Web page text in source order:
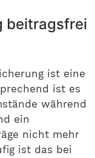
beitragsfrei
ist eine
ist es
während
ein
nicht mehr
ist das bei